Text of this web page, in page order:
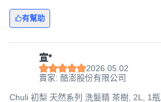
有幫助
宣*
2026.05.02
賣家: 酷澎股份有限公司
Chuli 初梨 天然系列 洗髮精 茶樹, 2L, 1瓶